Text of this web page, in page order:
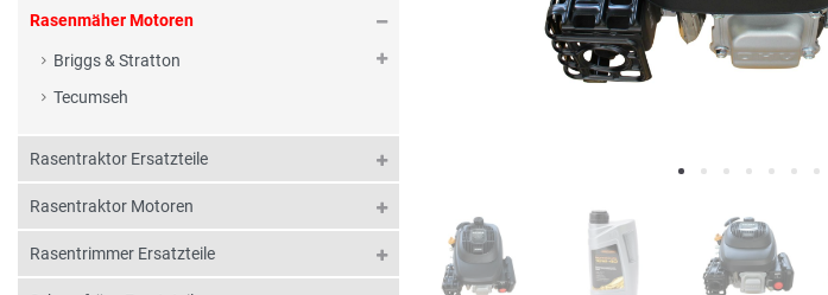
Rasenmäher Motoren
Briggs & Stratton
Tecumseh
Rasentraktor Ersatzteile
Rasentraktor Motoren
Rasentrimmer Ersatzteile